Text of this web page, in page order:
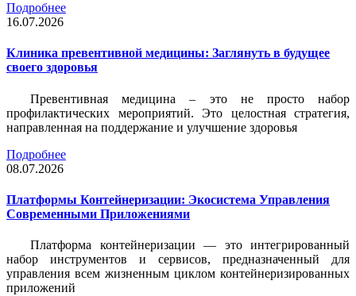
Подробнее
16.07.2026
Клиника превентивной медицины: Заглянуть в будущее
своего здоровья
Превентивная медицина – это не просто набор
профилактических мероприятий. Это целостная стратегия,
направленная на поддержание и улучшение здоровья
Подробнее
08.07.2026
Платформы Контейнеризации: Экосистема Управления
Современными Приложениями
Платформа контейнеризации — это интегрированный
набор инструментов и сервисов, предназначенный для
управления всем жизненным циклом контейнеризированных
приложений